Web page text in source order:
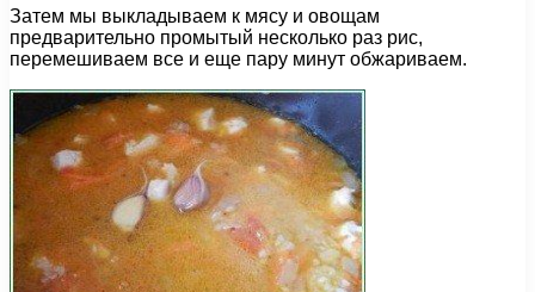
Затем мы выкладываем к мясу и овощам
предварительно промытый несколько раз рис,
перемешиваем все и еще пару минут обжариваем.